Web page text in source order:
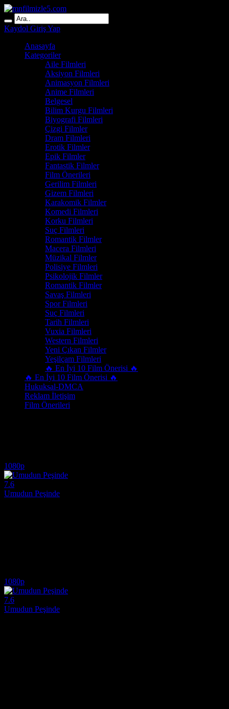
Kaydol Giriş Yap
Anasayfa
Kategoriler
Aile Filmleri
Aksiyon Filmleri
Animasyon Filmleri
Anime Filmleri
Belgesel
Bilim Kurgu Filmleri
Biyografi Filmleri
Çizgi Filmler
Dram Filmleri
Erotik Filmler
Epik Filmler
Fantastik Filmler
Film Önerileri
Gerilim Filmleri
Gizem Filmleri
Karakomik Filmler
Komedi Filmleri
Korku Filmleri
Suç Filmleri
Romantik Filmler
Macera Filmleri
Müzikal Filmler
Polisiye Filmleri
Psikolojik Filmler
Romantik Filmler
Savaş Filmleri
Spor Filmleri
Suç Filmleri
Tarih Filmleri
Vuxia Filmleri
Western Filmleri
Yeni Çıkan Filmler
Yeşilçam Filmleri
🔥 En İyi 10 Film Önerisi 🔥
🔥 En İyi 10 Film Önerisi 🔥
Hukuksal-DMCA
Reklam İletişim
Film Önerileri
1080p
7.6
Umudun Peşinde
1080p
7.6
Umudun Peşinde